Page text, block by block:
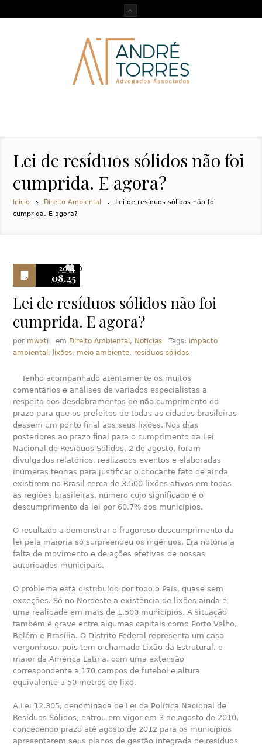
Lei de resíduos sólidos não foi
cumprida. E agora?
Início Direito Ambiental
Lei de resíduos sólidos não foi
cumprida. E agora?
2014
08.25
0
Lei de resíduos sólidos não foi
cumprida. E agora?
por mwxti em Direito Ambiental , Notícias Tags: impacto
ambiental , lixões, meio ambiente, resíduos sólidos
Tenho acompanhado atentamente os muitos
comentários e análises de variados especialistas a
respeito dos desdobramentos do não cumprimento do
prazo para que os prefeitos de todas as cidades brasileiras
dessem um ponto final aos seus lixões. Nos dias
posteriores ao prazo final para o cumprimento da Lei
Nacional de Resíduos Sólidos, 2 de agosto, foram
divulgados relatórios, realizados eventos e elaboradas
inúmeras teorias para justificar o chocante fato de ainda
existirem no Brasil cerca de 3.500 lixões ativos em todas
as regiões brasileiras, número cujo significado é o
descumprimento da lei por 60,7% dos municípios.
O resultado a demonstrar o fragoroso descumprimento da
lei pela maioria só surpreendeu os ingênuos. Era notória a
falta de movimento e de ações efetivas de nossas
autoridades municipais.
O problema está distribuído por todo o País, quase sem
exceções. Só no Nordeste a existência de lixões ainda é
uma realidade em mais de 1.500 municípios. A situação
também é grave entre algumas capitais como Porto Velho,
Belém e Brasília. O Distrito Federal representa um caso
vergonhoso, pois tem o chamado Lixão da Estrutural, o
maior da América Latina, com uma extensão
correspondente a 170 campos de futebol e altura
equivalente a 50 metros de lixo.
A Lei 12.305, denominada de Lei da Política Nacional de
Resíduos Sólidos, entrou em vigor em 3 de agosto de 2010,
concedendo prazo até agosto de 2012 para os municípios
apresentarem seus planos de gestão integrada de resíduos